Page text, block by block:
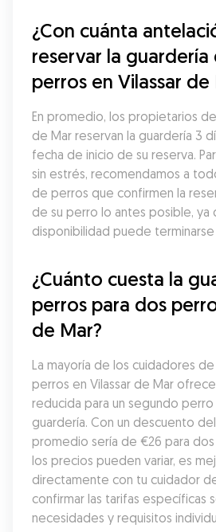
¿Con cuánta
reservar la
perros en Vilassar de
En promedio, los propietarios
de Mar reservan la guardería 3
fecha de inicio de su reserva.
sin estrés, recomendamos a
de perros que confirmen la
de su perro lo antes posible, ya
disponibilidad puede
¿Cuánto cuesta la
perros para dos
de Mar?
La mayoría de los cuidadores
perros en Vilassar de Mar
reducida para un segundo
guardería. Con un descuento
promedio sería de €26 para
los precios pueden variar, es
directamente con tu cuidador
confirmar las tarifas específicas
necesidades y requisitos